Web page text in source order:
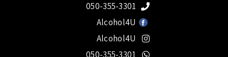
050-355-3301
Alcohol4U
Alcohol4U
050-355-3301